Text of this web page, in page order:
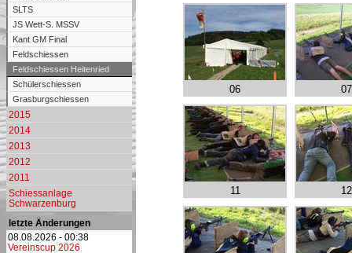
SLTS
JS Wett-S. MSSV
Kant GM Final
Feldschiessen
Feldschiessen Heitenried
Schülerschiessen
Grasburgschiessen
2015
2014
2013
2012
2011
Schiessanlage
Schwarzenburg
letzte Änderungen
08.08.2026 - 00:38
Vereinscup 2026
06 07
11 12